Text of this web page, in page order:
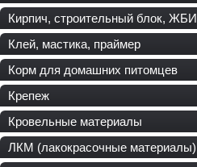
Кирпич, строительный блок, ЖБИ
Клей, мастика, праймер
Корм для домашних питомцев
Крепеж
Кровельные материалы
ЛКМ (лакокрасочные материалы)